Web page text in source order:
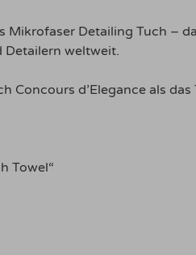
Detailing Tuch –
weltweit.
Concours d’Elegance als
Towel“